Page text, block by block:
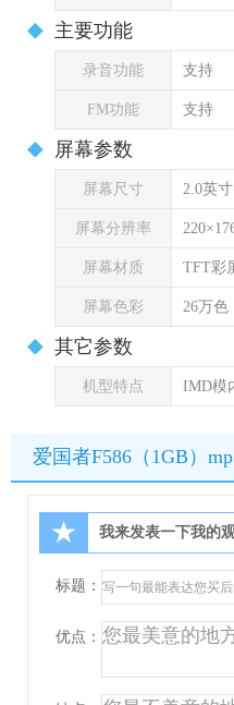
主要功能
录音功能 支持
FM功能 支持
屏幕参数
屏幕尺寸 2.0英寸
屏幕分辨率
屏幕材质 TFT彩
屏幕色彩 26万色
其它参数
机型特点 IMD模
爱国者F586（1GB）
★ 我来发表一下我的
标题：
优点：